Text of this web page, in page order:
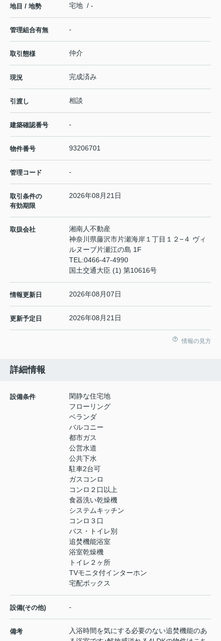
地目 / 地勢 宅地 / -
管理組合有無 -
取引態様 仲介
現況 完成済み
引渡し 相談
建築確認番号 -
物件番号 93206701
管理コード -
取引条件の
有効期限
2026年08月21日
取扱会社
湘南人不動産
神奈川県藤沢市片瀬海岸１丁目１２−４ ヴィ
ルヌーブ片瀬江の島 1F
TEL:0466-47-4990
国土交通大臣 (1) 第10616号
情報更新日 2026年08月07日
更新予定日 2026年08月21日
情報の見方
詳細情報
設備条件
閑静な住宅地
フローリング
ベランダ
バルコニー
都市ガス
公営水道
公共下水
駐車2台可
ガスコンロ
コンロ２口以上
食器洗い乾燥機
システムキッチン
コンロ３口
バス・トイレ別
追焚機能浴室
浴室乾燥機
トイレ２ヶ所
TVモニタ付インターホン
宅配ボックス
設備(その他) -
備考
入浴時間を気にする必要のない追焚機能のあ